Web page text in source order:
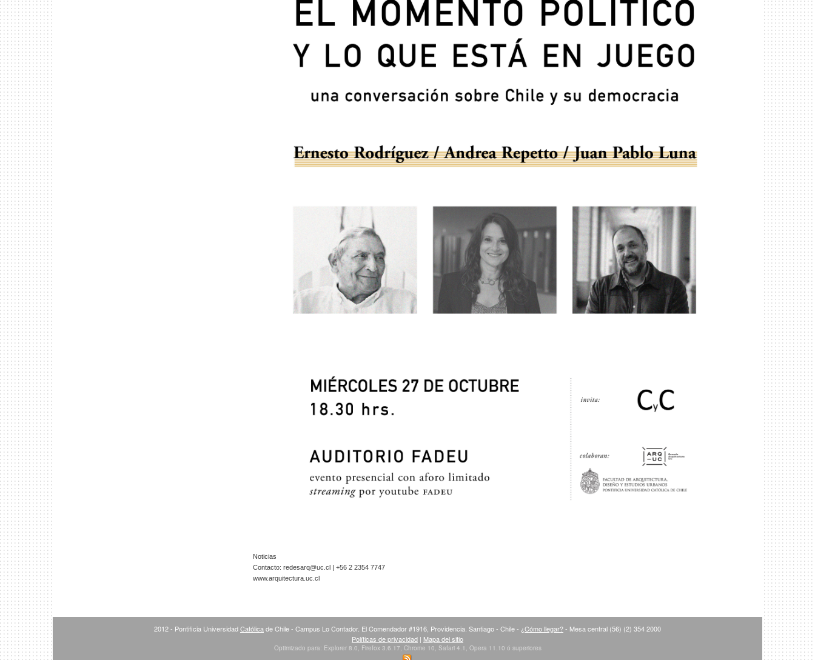
Noticias
Contacto: redesarq@uc.cl
| +56 2 2354 7747
www.arquitectura.uc.cl
2012 - Pontificia UniversidadCatólicade Chile - Campus Lo Contador. El Comendador #1916, Providencia. Santiago - Chile - ¿Cómo llegar?- Mesa central (56) (2) 354 2000
Políticas de privacidad | Mapa del sitio
Optimizado para: Explorer 8.0, Firefox 3.6.17, Chrome 10, Safari 4.1, Opera 11.10 ó superiores